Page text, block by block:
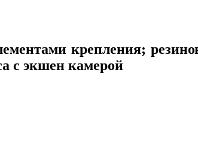
крепления;
с экшен камерой